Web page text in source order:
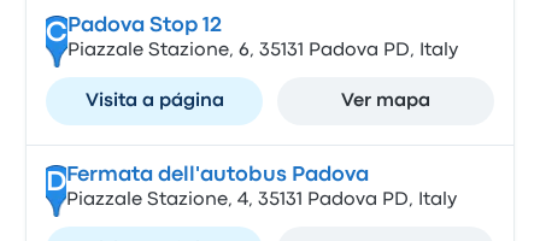
CPadova Stop 12
Piazzale Stazione, 6, 35131 Padova PD, Italy
Visita a página Ver mapa
DFermata dell'autobus Padova
Piazzale Stazione, 4, 35131 Padova PD, Italy